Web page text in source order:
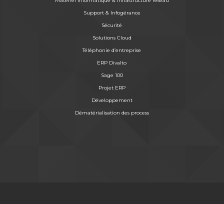
Support & Infogérance
Sécurité
Solutions Cloud
Téléphonie d’entreprise
ERP Divalto
Sage 100
Projet ERP
Développement
Dématérialisation des process